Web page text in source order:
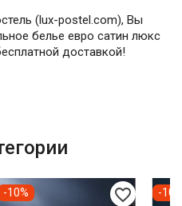
(lux-postel.com), Вы
белье евро сатин люкс
доставкой!
favorite_border
-10%
-